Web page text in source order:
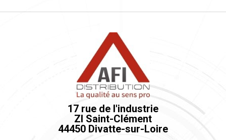
17 rue de l'industrie
ZI Saint-Clément
44450 Divatte-sur-Loire